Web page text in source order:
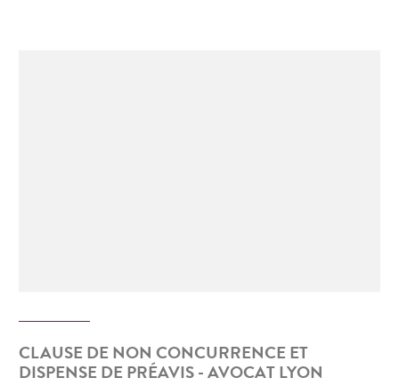
CLAUSE DE NON CONCURRENCE ET
DISPENSE DE PRÉAVIS - AVOCAT LYON